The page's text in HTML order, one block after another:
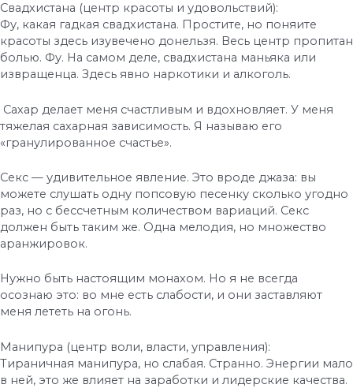
Свадхистана (центр красоты и удовольствий):
Фу, какая гадкая свадхистана. Простите, но поняите
красоты здесь изувечено донельзя. Весь центр пропитан
болью. Фу. На самом деле, свадхистана маньяка или
извращенца. Здесь явно наркотики и алкоголь.
Сахар делает меня счастливым и вдохновляет. У меня
тяжелая сахарная зависимость. Я называю его
«гранулированное счастье».
Секс — удивительное явление. Это вроде джаза: вы
можете слушать одну попсовую песенку сколько угодно
раз, но с бессчетным количеством вариаций. Секс
должен быть таким же. Одна мелодия, но множество
аранжировок.
Нужно быть настоящим монахом. Но я не всегда
осознаю это: во мне есть слабости, и они заставляют
меня лететь на огонь.
Манипура (центр воли, власти, управления):
Тираничная манипура, но слабая. Странно. Энергии мало
в ней, это же влияет на заработки и лидерские качества.